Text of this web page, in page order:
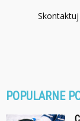
POPULARNE